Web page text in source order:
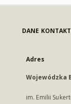
DANE
Adres
Wojewódzka
im. Emilii